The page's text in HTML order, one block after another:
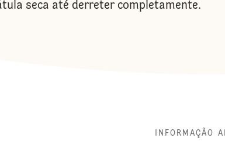
seca até derreter completamente.
INFORMAÇÃO